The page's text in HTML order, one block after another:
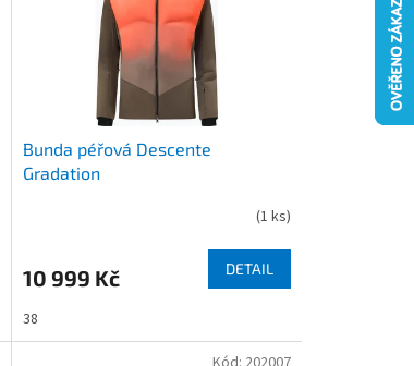
Bunda péřová Descente
Gradation
(1 ks)
10 999 Kč DETAIL
38